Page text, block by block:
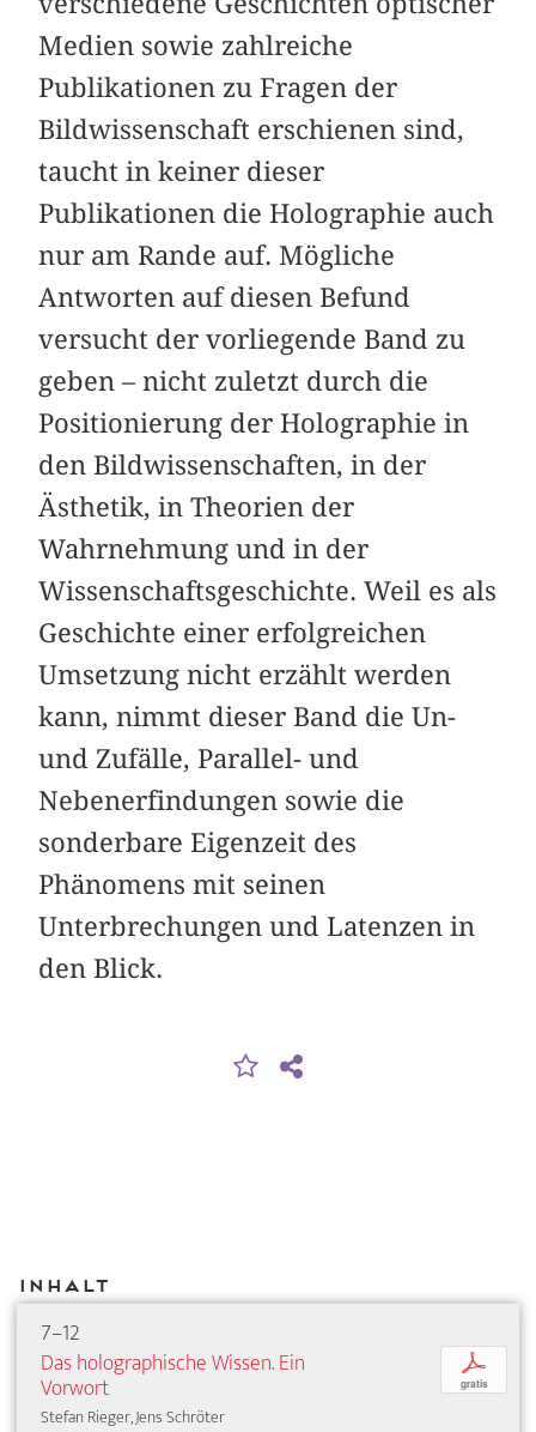
Medien sowie zahlreiche
Publikationen zu Fragen der
Bildwissenschaft erschienen sind,
taucht in keiner dieser
Publikationen die Holographie auch
nur am Rande auf. Mögliche
Antworten auf diesen Befund
versucht der vorliegende Band zu
geben – nicht zuletzt durch die
Positionierung der Holographie in
den Bildwissenschaften, in der
Ästhetik, in Theorien der
Wahrnehmung und in der
Wissenschaftsgeschichte. Weil es als
Geschichte einer erfolgreichen
Umsetzung nicht erzählt werden
kann, nimmt dieser Band die Un-
und Zufälle, Parallel- und
Nebenerfindungen sowie die
sonderbare Eigenzeit des
Phänomens mit seinen
Unterbrechungen und Latenzen in
den Blick.
Inhalt
7–12
Das holographische Wissen. Ein
Vorwort
Stefan Rieger, Jens Schröter
p
gratis